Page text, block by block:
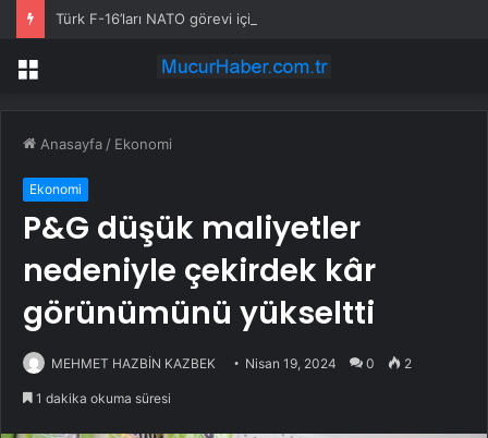
Menü
Anasayfa / Ekonomi
Ekonomi
P&G düşük maliyetler
nedeniyle çekirdek kâr
görünümünü yükseltti
MEHMET HAZBİN KAZBEK Nisan 19, 2024 0 2
1 dakika okuma süresi